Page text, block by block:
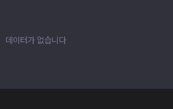
데이터가 없습니다